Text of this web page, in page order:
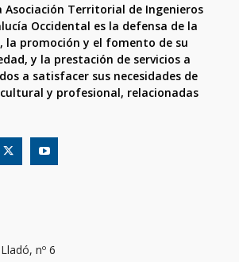
Asociación Territorial de Ingenieros
Occidental es la defensa de la
la promoción y el fomento de su
y la prestación de servicios a
a satisfacer sus necesidades de
y profesional, relacionadas
nº 6